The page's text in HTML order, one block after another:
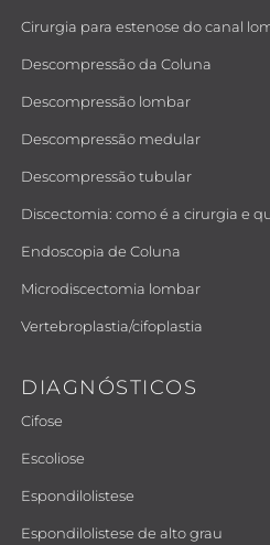
Cirurgia para estenose do canal
Descompressão da Coluna
Descompressão lombar
Descompressão medular
Descompressão tubular
Discectomia: como é a cirurgia e
Endoscopia de Coluna
Microdiscectomia lombar
Vertebroplastia/cifoplastia
DIAGNÓSTICOS
Cifose
Escoliose
Espondilolistese
Espondilolistese de alto grau